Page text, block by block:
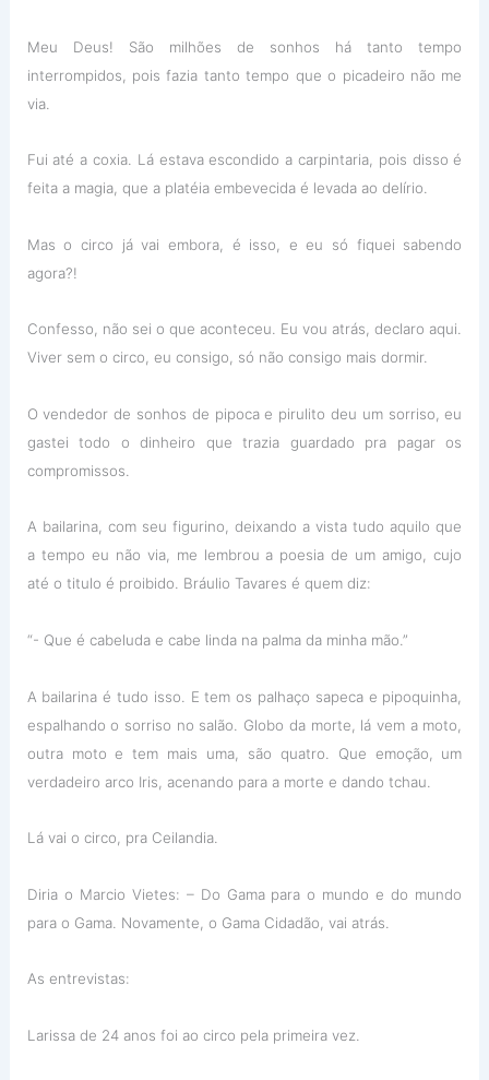
Meu Deus! São milhões de sonhos há tanto tempo
interrompidos, pois fazia tanto tempo que o picadeiro não me
via.
Fui até a coxia. Lá estava escondido a carpintaria, pois disso é
feita a magia, que a platéia embevecida é levada ao delírio.
Mas o circo já vai embora, é isso, e eu só fiquei sabendo
agora?!
Confesso, não sei o que aconteceu. Eu vou atrás, declaro aqui.
Viver sem o circo, eu consigo, só não consigo mais dormir.
O vendedor de sonhos de pipoca e pirulito deu um sorriso, eu
gastei todo o dinheiro que trazia guardado pra pagar os
compromissos.
A bailarina, com seu figurino, deixando a vista tudo aquilo que
a tempo eu não via, me lembrou a poesia de um amigo, cujo
até o titulo é proibido. Bráulio Tavares é quem diz:
“- Que é cabeluda e cabe linda na palma da minha mão.”
A bailarina é tudo isso. E tem os palhaço sapeca e pipoquinha,
espalhando o sorriso no salão. Globo da morte, lá vem a moto,
outra moto e tem mais uma, são quatro. Que emoção, um
verdadeiro arco Iris, acenando para a morte e dando tchau.
Lá vai o circo, pra Ceilandia.
Diria o Marcio Vietes: – Do Gama para o mundo e do mundo
para o Gama. Novamente, o Gama Cidadão, vai atrás.
As entrevistas:
Larissa de 24 anos foi ao circo pela primeira vez.